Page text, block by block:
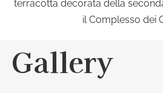
terracotta decorata della
il Complesso dei
Gallery